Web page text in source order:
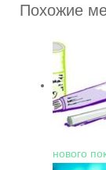
Похожие
нового